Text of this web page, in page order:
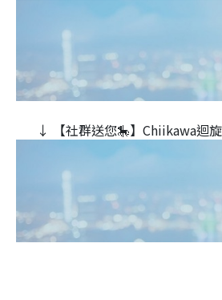
↓ 【社群送您🎠】Chiikawa迴